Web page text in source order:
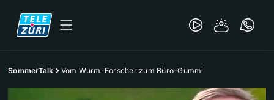
SommerTalk Vom Wurm-Forscher zum Büro-Gummi